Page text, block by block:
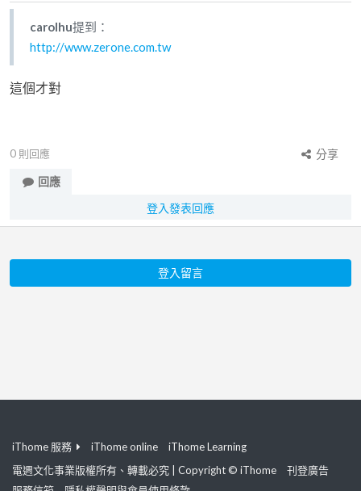
carolhu提到：
http://www.zerone.com.tw
這個才對
0 則回應
分享
回應
登入發表回應
登入留言
iThome 服務 iThome online
iThome Learning
電週文化事業版權所有、轉載必究 | Copyright © iThome
刊登廣告